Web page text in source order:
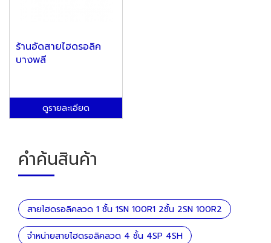
ร้านอัดสายไฮดรอลิค
บางพลี
ดูรายละเอียด
คำค้นสินค้า
สายไฮดรอลิคลวด 1 ชั้น 1SN 100R1 2ชั้น 2SN 100R2
จำหน่ายสายไฮดรอลิคลวด 4 ชั้น 4SP 4SH